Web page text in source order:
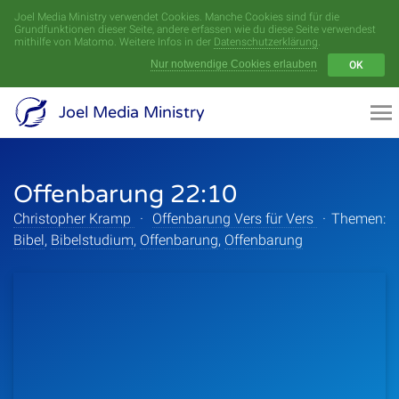
Joel Media Ministry verwendet Cookies. Manche Cookies sind für die
Grundfunktionen dieser Seite, andere erfassen wie du diese Seite verwendest
mithilfe von Matomo. Weitere Infos in der Datenschutzerklärung.
Nur notwendige Cookies erlauben
OK
Joel Media Ministry
Offenbarung 22:10
Christopher Kramp · Offenbarung Vers für Vers · Themen:
Bibel, Bibelstudium, Offenbarung, Offenbarung
Menü
Videoarchiv
Sprecher